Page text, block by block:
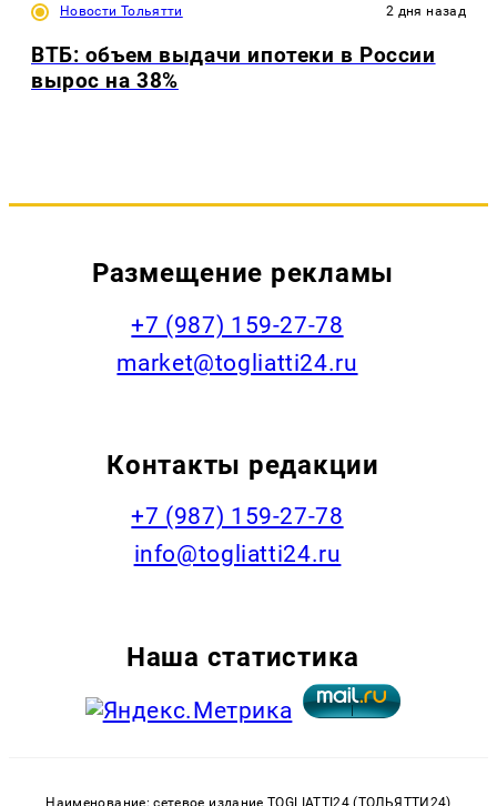
Новости Тольятти 2 дня назад
ВТБ: объем выдачи ипотеки в России
вырос на 38%
Размещение рекламы
+7 (987) 159-27-78
market@togliatti24.ru
Контакты редакции
+7 (987) 159-27-78
info@togliatti24.ru
Наша статистика
Наименование: сетевое издание TOGLIATTI24 (ТОЛЬЯТТИ24)